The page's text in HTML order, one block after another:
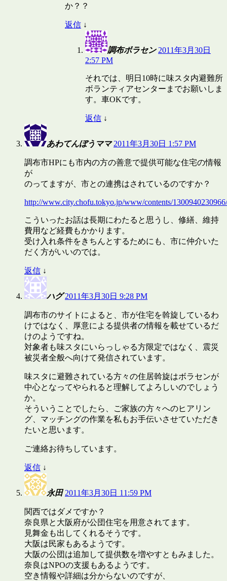
か？？
返信 ↓
調布ボラセン 2011年3月30日
2:57 PM
それでは、明日10時に味スタ内避難所
ボランティアセンターまでお願いしま
す。車OKです。
返信 ↓
あわてんぼうママ 2011年3月30日 1:57 PM
調布市HPにも市内の方の善意で提供可能な住宅の情報
が
のってますが、市との連携はされているのですか？
http://www.city.chofu.tokyo.jp/www/contents/
こういったお話は長期にわたると思うし、修繕、維持
費用など経費もかかります。
受け入れ条件をきちんとするためにも、市に仲介いた
だく方がいいのでは。
返信 ↓
ハグ 2011年3月30日 9:28 PM
調布市のサイトによると、市が住宅を斡旋しているわ
けではなく、厚意による提供者の情報を載せているだ
けのようですね。
対象者も味スタにいらっしゃる方限定ではなく、震災
被災者全般へ向けて発信されています。
味スタに避難されている方々の住居斡旋はボラセンが
中心となってやられると理解してよろしいのでしょう
か。
そういうことでしたら、ご家族の方々へのヒアリン
グ、マッチングの作業を私もお手伝いさせていただき
たいと思います。
ご連絡お待ちしています。
返信 ↓
永田 2011年3月30日 11:59 PM
関西ではダメですか？
奈良県と大阪府が公団住宅を用意されてます。
見舞金も出してくれるそうです。
大阪は民家もあるようです。
大阪の公団は追加して提供数を増やすともみました。
奈良はNPOの支援もあるようです。
空き情報や詳細は分からないのですが、